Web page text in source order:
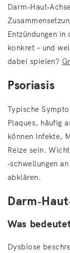
Entzündungen
konkret – und
dabei spielen?
Psoriasis
Typische
Plaques, häufig
können Infekte,
Reize sein.
‑schwellungen
abklären.
Was
Dysbiose